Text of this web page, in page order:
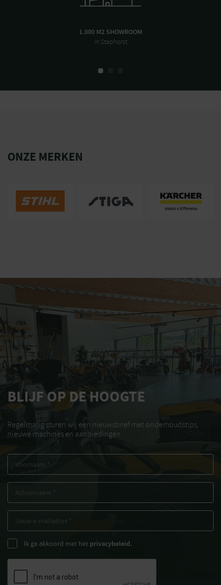
1.000 M2 SHOWROOM
in Staphorst
ONZE MERKEN
BLIJF OP DE HOOGTE
Regelmatig sturen wij een nieuwsbrief met onderhoudstips,
nieuwe machines en aanbiedingen
Ik ga akkoord met het privacybeleid.